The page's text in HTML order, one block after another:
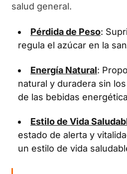
salud general.
Pérdida de Peso:
regula el azúcar en la
Energía Natural:
natural y duradera sin
de las bebidas
Estilo de Vida
estado de alerta y
un estilo de vida